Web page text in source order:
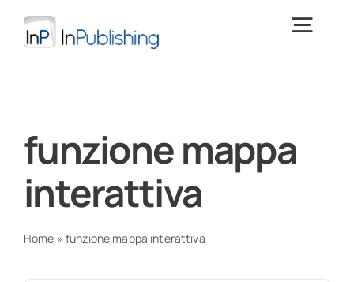
contenuto
Cos’è InPublishing
Download > PROVA INPUBLISHING <
funzione mappa
interattiva
Home » funzione mappa interattiva